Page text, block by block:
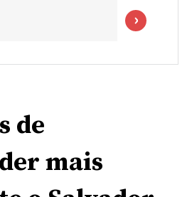
de
mais